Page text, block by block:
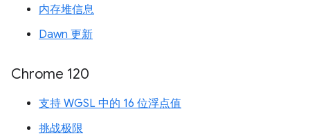
内存堆信息
Dawn 更新
Chrome 120
支持 WGSL 中的 16 位浮点值
挑战极限